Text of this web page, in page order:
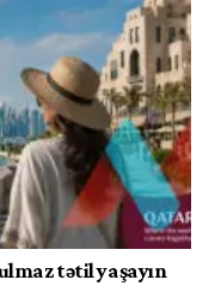
tətil yaşayın